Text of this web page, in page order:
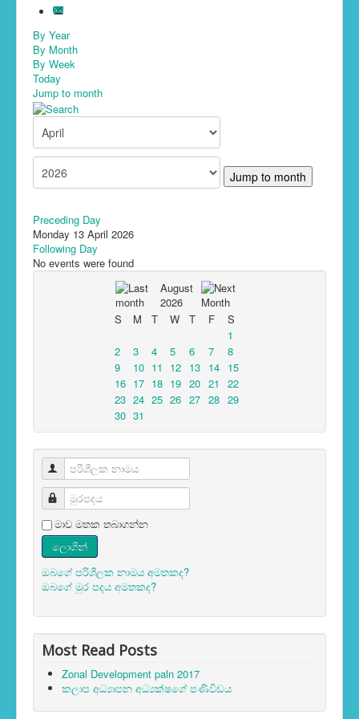
By Year
By Month
By Week
Today
Jump to month
Jump to month
Preceding Day
Monday 13 April 2026
Following Day
No events were found
August
2026
S
M T W T F
S
1
2
3 4 5 6 7
8
9
10 11 12 13 14
15
16 17 18 19 20 21
22
23 24 25 26 27 28 29
30 31
පරිශීලක නාමය
මුරපදය
මාව මතක තබාගන්න
ලොගින්
ඔබගේ පරිශීලක නාමය අමතකද?
ඔබගේ මුර පදය අමතකද?
Most Read Posts
Zonal Development paln 2017
කලාප අධ්‍යාපන අධ්‍යක්ෂගේ පණිවිඩය